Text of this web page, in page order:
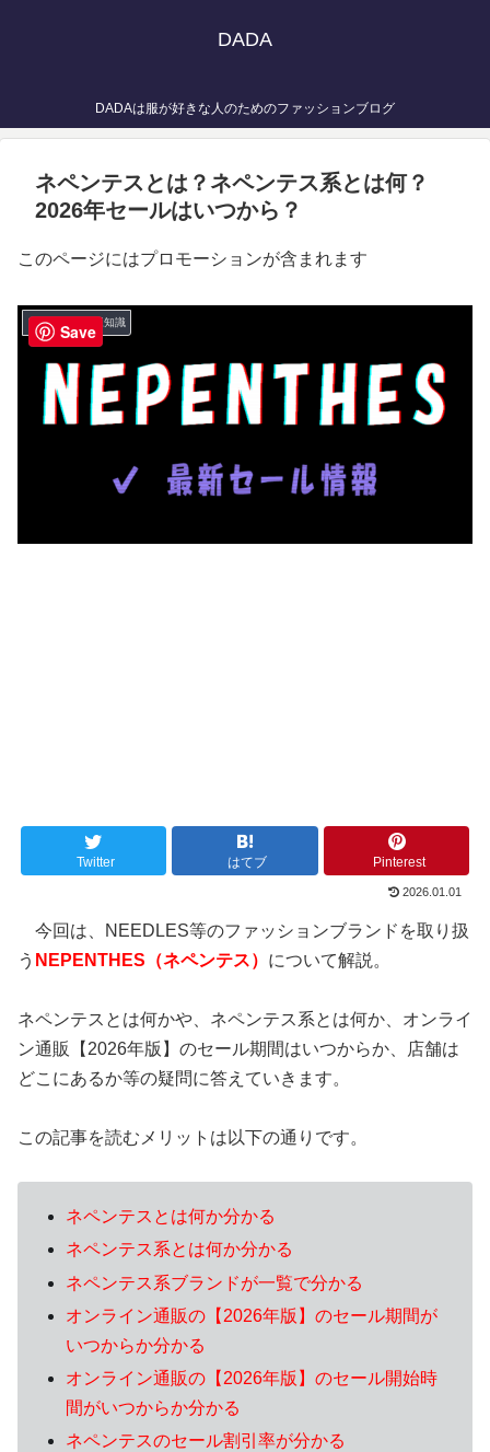
DADA
DADAは服が好きな人のためのファッションブログ
ネペンテスとは？ネペンテス系とは何？
2026年セールはいつから？
このページにはプロモーションが含まれます
ファッション豆知識
Twitter はてブ Pinterest
2026.01.01
今回は、NEEDLES等のファッションブランドを取り扱
う NEPENTHES（ネペンテス） について解説。
ネペンテスとは何かや、ネペンテス系とは何か、オンライ
ン通販【2026年版】のセール期間はいつからか、店舗は
どこにあるか等の疑問に答えていきます。
この記事を読むメリットは以下の通りです。
ネペンテスとは何か分かる
ネペンテス系とは何か分かる
ネペンテス系ブランドが一覧で分かる
オンライン通販の【2026年版】のセール期間が
いつからか分かる
オンライン通販の【2026年版】のセール開始時
間がいつからか分かる
ネペンテスのセール割引率が分かる
Save